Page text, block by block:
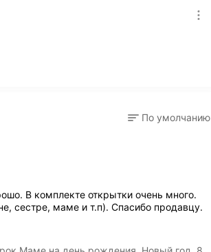
По умолчанию
В комплекте открытки очень много.
сестре, маме и т.п). Спасибо продавцу.